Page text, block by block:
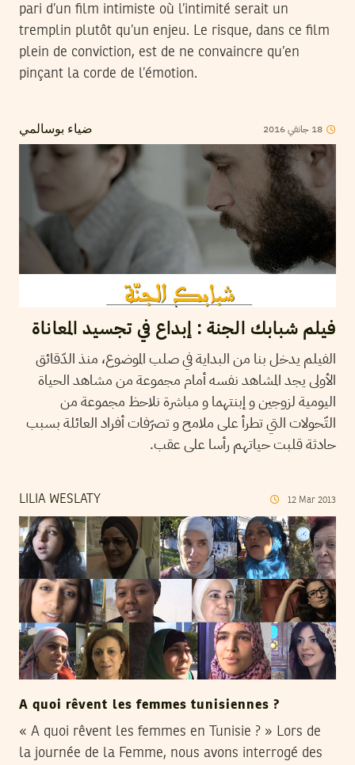
pari d’un film intimiste où l’intimité serait un
tremplin plutôt qu’un enjeu. Le risque, dans ce film
plein de conviction, est de ne convaincre qu’en
pinçant la corde de l’émotion.
ضياء بوسالمي 18 جانفي2016
فيلم شبابك الجنة : إبداع في تجسيد المعاناة
الفيلم يدخل بنا من البداية في صلب الموضوع، منذ الدّقائق
الأولى يجد المشاهد نفسه أمام مجموعة من مشاهد الحياة
اليومية لزوجين و إبنتهما و مباشرة نلاحظ مجموعة من
التّحولات التي تطرأ على ملامح و تصرّفات أفراد العائلة بسبب
حادثة قلبت حياتهم رأسا على عقب.
LILIA WESLATY 12 Mar 2013
A quoi rêvent les femmes tunisiennes ?
« A quoi rêvent les femmes en Tunisie ? » Lors de
la journée de la Femme, nous avons interrogé des